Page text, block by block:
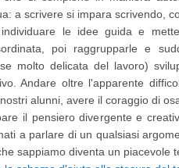
a scrivere si impara scrivendo,
le idee guida e
poi raggrupparle e
molto delicata del lavoro)
Andare oltre l'apparente
alunni, avere il coraggio di
il pensiero divergente e
a parlare di un qualsiasi
sappiamo diventa un piacevole